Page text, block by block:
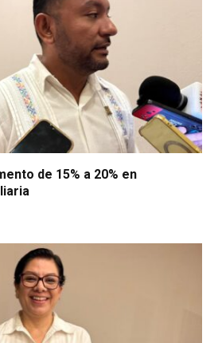
de 15% a 20% en